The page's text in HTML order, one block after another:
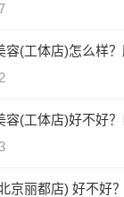
容(工体店)怎么样
容(工体店)好不好
京丽都店) 好不好